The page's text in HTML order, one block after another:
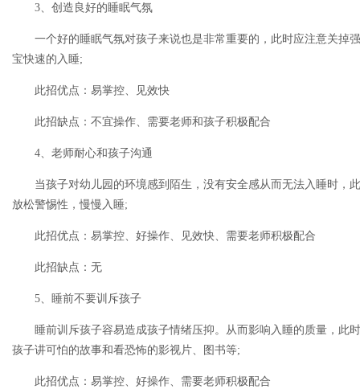
3、创造良好的睡眠气氛
一个好的睡眠气氛对孩子来说也是非常重要的，此时应注意关掉
宝快速的入睡;
此招优点：易掌控、见效快
此招缺点：不宜操作、需要老师和孩子积极配合
4、老师耐心和孩子沟通
当孩子对幼儿园的环境感到陌生，没有安全感从而无法入睡时，
放松警惕性，慢慢入睡;
此招优点：易掌控、好操作、见效快、需要老师积极配合
此招缺点：无
5、睡前不要训斥孩子
睡前训斥孩子容易造成孩子情绪压抑。从而影响入睡的质量，此
孩子讲可怕的故事和看恐怖的影视片、图书等;
此招优点：易掌控、好操作、需要老师积极配合